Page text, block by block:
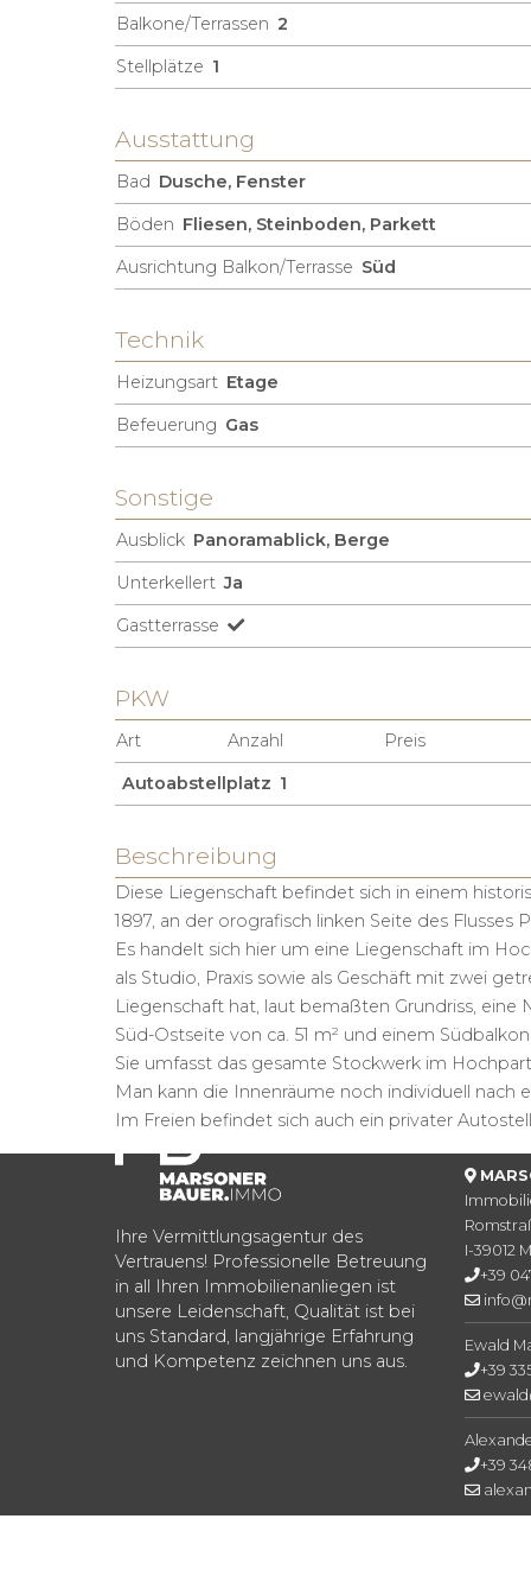
Balkone/Terrassen 2
Stellplätze 1
Ausstattung
Bad Dusche, Fenster
Böden Fliesen, Steinboden, Parkett
Ausrichtung Balkon/Terrasse Süd
Technik
Heizungsart Etage
Befeuerung Gas
Sonstige
Ausblick Panoramablick, Berge
Unterkellert Ja
Gastterrasse
PKW
Art Anzahl
Preis
Autoabstellplatz 1
Beschreibung
Diese Liegenschaft befindet sich in einem
1897, an der orografisch linken Seite des Flusses
Es handelt sich hier um eine Liegenschaft im
als Studio, Praxis sowie als Geschäft mit zwei
Liegenschaft hat, laut bemaßten Grundriss, eine
Süd-Ostseite von ca. 51 m² und einem
Sie umfasst das gesamte Stockwerk im
Man kann die Innenräume noch individuell nach
Im Freien befindet sich auch ein privater
Ihre Vermittlungsagentur des
Vertrauens! Professionelle Betreuung
in all Ihren Immobilienanliegen ist
unsere Leidenschaft, Qualität ist bei
uns Standard, langjährige Erfahrung
und Kompetenz zeichnen uns aus.
I-39012
+39
Ewald
+39
+39